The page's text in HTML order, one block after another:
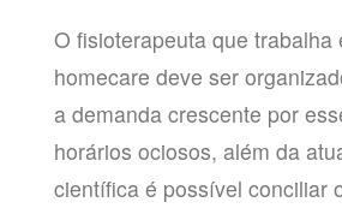
O fisioterapeuta que trabalha
homecare deve ser
a demanda crescente por
horários ociosos, além da
científica é possível conciliar